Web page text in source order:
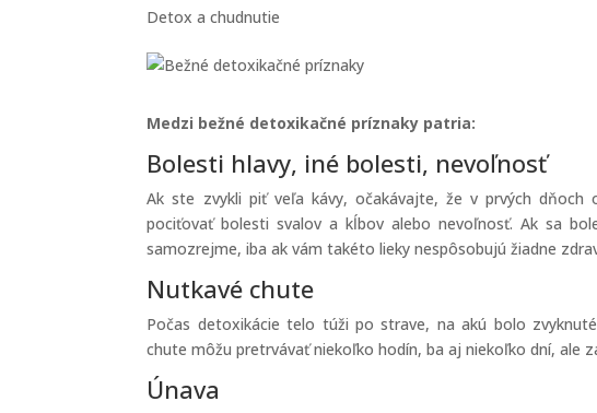
Detox a chudnutie
Medzi bežné detoxikačné príznaky patria:
Bolesti hlavy, iné bolesti, nevoľnosť
Ak ste zvykli piť veľa kávy, očakávajte, že v prvých dňoch
pociťovať bolesti svalov a kĺbov alebo nevoľnosť. Ak sa
samozrejme, iba ak vám takéto lieky nespôsobujú žiadne
Nutkavé chute
Počas detoxikácie telo túži po strave, na akú bolo
chute môžu pretrvávať niekoľko hodín, ba aj niekoľko dní, ale
Únava